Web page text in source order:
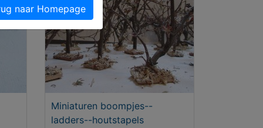
Miniaturen boompjes--
ladders--houtstapels
naar Homepage